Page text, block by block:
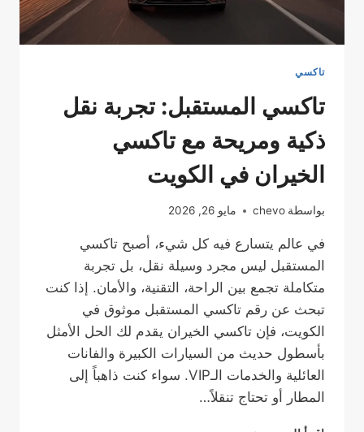
تاكسي
تاكسي المستقبل: تجربة نقل
ذكية ومريحة مع تاكسي
الخيران في الكويت
بواسطة chevo مايو 26, 2026
في عالم يتسارع فيه كل شيء، أصبح تاكسي
المستقبل ليس مجرد وسيلة نقل، بل تجربة
متكاملة تجمع بين الراحة، التقنية، والأمان. إذا كنت
تبحث عن رقم تاكسي المستقبل موثوق في
الكويت، فإن تاكسي الخيران يقدم لك الحل الأمثل
بأسطول حديث من السيارات الكبيرة والفانات
العائلية والخدمات الـVIP. سواء كنت ذاهباً إلى
المطار أو تحتاج تنقلاً…